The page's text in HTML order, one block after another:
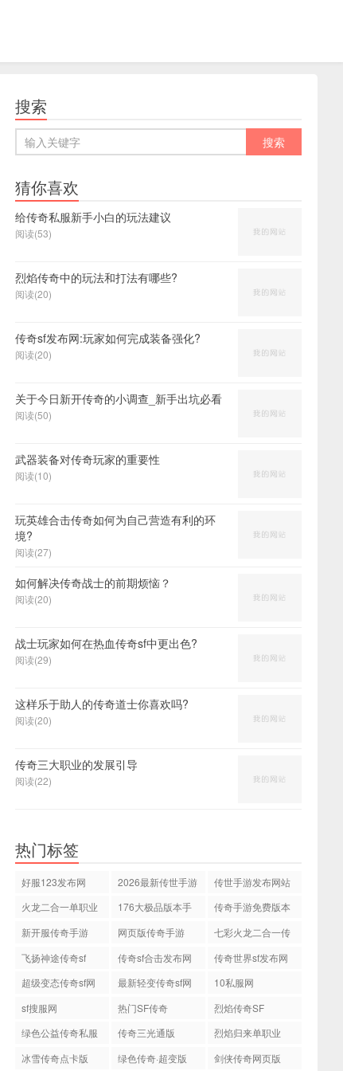
搜索
猜你喜欢
给传奇私服新手小白的玩法建议
阅读(53)
烈焰传奇中的玩法和打法有哪些?
阅读(20)
传奇sf发布网:玩家如何完成装备强化?
阅读(20)
关于今日新开传奇的小调查_新手出坑必看
阅读(50)
武器装备对传奇玩家的重要性
阅读(10)
玩英雄合击传奇如何为自己营造有利的环
境?
阅读(27)
如何解决传奇战士的前期烦恼？
阅读(20)
战士玩家如何在热血传奇sf中更出色?
阅读(29)
这样乐于助人的传奇道士你喜欢吗?
阅读(20)
传奇三大职业的发展引导
阅读(22)
热门标签
好服123发布网 2026最新传世手游
传世手游发布网站
火龙二合一单职业
176大极品版本手
游传奇
传奇手游免费版本
新开服传奇手游
网页版传奇手游
七彩火龙二合一传
奇
飞扬神途传奇sf
传奇sf合击发布网
站
传奇世界sf发布网
站
超级变态传奇sf网
站
最新轻变传奇sf网
站
10私服网
sf搜服网
热门SF传奇
烈焰传奇SF
绿色公益传奇私服
网
传奇三光通版
烈焰归来单职业
冰雪传奇点卡版
绿色传奇·超变版 剑侠传奇网页版